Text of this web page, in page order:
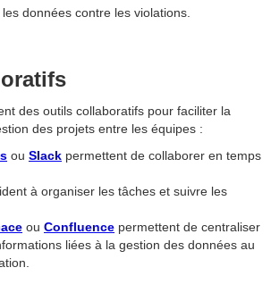
données contre les violations.
des outils collaboratifs pour faciliter la
des projets entre les équipes :
ou Slack permettent de collaborer en temps
à organiser les tâches et suivre les
ou Confluence permettent de centraliser
liées à la gestion des données au